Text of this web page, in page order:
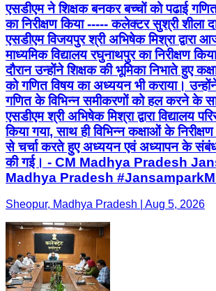
एसडीएम ने शिक्षक बनकर बच्चों को पढाई
का निरीक्षण किया ----- कलेक्टर सुश्री शीला
एसडीएम विजयपुर श्री अभिषेक मिश्रा द्वारा
माध्यमिक विद्यालय रघुनाथपुर का निरीक्षण
दौरान उन्होंने शिक्षक की भूमिका निभाते हुए कक्षा
को गणित विषय का अध्ययन भी कराया। उन्होंने
गणित के विभिन्न समीकरणों को हल करने के
एसडीएम श्री अभिषेक मिश्रा द्वारा विद्यालय
किया गया, साथ ही विभिन्न कक्षाओं के निरीक्षण के
से चर्चा करते हुए अध्ययन एवं अध्यापन के संबंध
की गई। - CM Madhya Pradesh
Madhya Pradesh
Sheopur, Madhya Pradesh | Aug 5, 2026